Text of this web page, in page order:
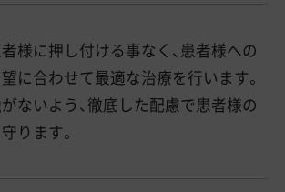
様に押し付ける事なく、患者様への
に合わせて最適な治療を行います。
ないよう、徹底した配慮で患者様の
ります。